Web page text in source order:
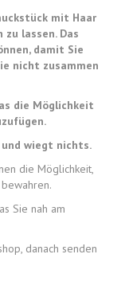
mit Haar
lassen. Das
damit Sie
nicht zusammen
die Möglichkeit
wiegt nichts.
die Möglichkeit,
Sie nah am
danach senden